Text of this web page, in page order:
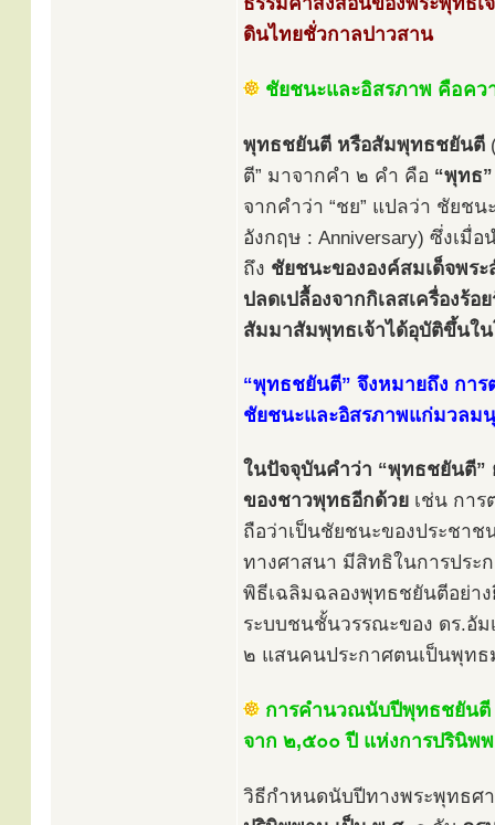
ดินไทยชั่วกาลปาวสาน
ชัยชนะและอิสรภาพ คือค
พุทธชยันตี หรือสัมพุทธชยันตี
ตี” มาจากคำ ๒ คำ คือ “พุทธ”
จากคำว่า “ชย” แปลว่า ชัยช
อังกฤษ : Anniversary) ซึ่งเ
ถึง ชัยชนะขององค์สมเด็จพร
ปลดเปลื้องจากกิเลสเครื่องร้
สัมมาสัมพุทธเจ้าได้อุบัติขึ้นใ
“พุทธชยันตี” จึงหมายถึง กา
ชัยชนะและอิสรภาพแก่มวลม
ในปัจจุบันคำว่า “พุทธชยันตี”
ของชาวพุทธอีกด้วย เช่น การ
ถือว่าเป็นชัยชนะของประชา
ทางศาสนา มีสิทธิในการประ
พิธีเฉลิมฉลองพุทธชยันตีอย่า
ระบบชนชั้นวรรณะของ ดร.อั
๒ แสนคนประกาศตนเป็นพุท
การคำนวณนับปีพุทธชยันตี
จาก ๒,๕๐๐ ปี แห่งการปรินิพ
วิธีกำหนดนับปีทางพระพุทธศ